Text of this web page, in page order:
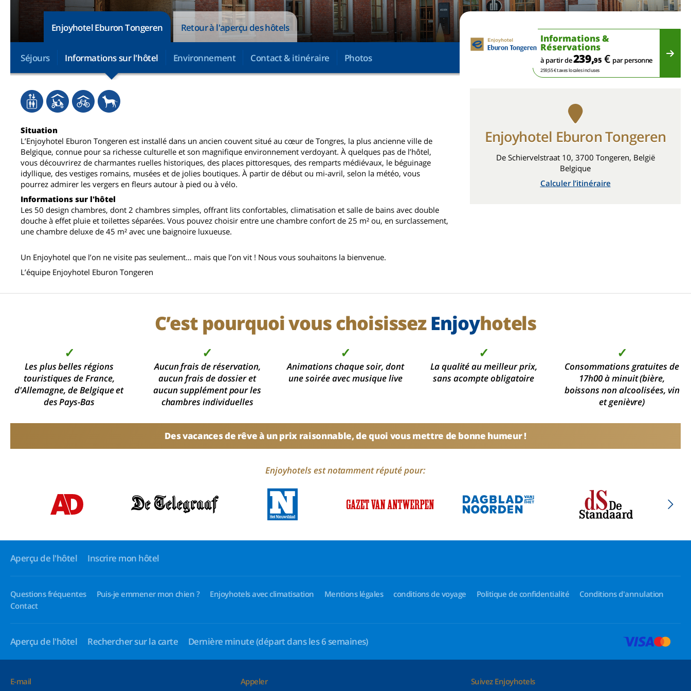
Enjoyhotel Eburon Tongeren Retour à l'aperçu des hôtels
Séjours Informations sur l'hôtel Environnement Contact & itinéraire Photos
Informations &
Réservations
à partir de239,95 € par personne
259,55 € taxes locales incluses
Situation
L’Enjoyhotel Eburon Tongeren est installé dans un ancien couvent situé au cœur de Tongres, la plus ancienne ville de
Belgique, connue pour sa richesse culturelle et son magnifique environnement verdoyant. À quelques pas de l’hôtel,
vous découvrirez de charmantes ruelles historiques, des places pittoresques, des remparts médiévaux, le béguinage
idyllique, des vestiges romains, musées et de jolies boutiques. À partir de début ou mi-avril, selon la météo, vous
pourrez admirer les vergers en fleurs autour à pied ou à vélo.
Informations sur l'hôtel
Les 50 design chambres, dont 2 chambres simples, offrant lits confortables, climatisation et salle de bains avec double
douche à effet pluie et toilettes séparées. Vous pouvez choisir entre une chambre confort de 25 m² ou, en surclassement,
une chambre deluxe de 45 m² avec une baignoire luxueuse.
Un Enjoyhotel que l’on ne visite pas seulement… mais que l’on vit ! Nous vous souhaitons la bienvenue.
L’équipe Enjoyhotel Eburon Tongeren
Enjoyhotel Eburon Tongeren
De Schiervelstraat 10, 3700 Tongeren, België
Belgique
Calculer l’itinéraire
C’est pourquoi vous choisissezEnjoyhotels
✓
Les plus belles régions
touristiques de France,
d'Allemagne, de Belgique et
des Pays-Bas
✓
Aucun frais de réservation,
aucun frais de dossier et
aucun supplément pour les
chambres individuelles
✓
Animations chaque soir, dont
une soirée avec musique live
✓
La qualité au meilleur prix,
sans acompte obligatoire
✓
Consommations gratuites de
17h00 à minuit (bière,
boissons non alcoolisées, vin
et genièvre)
Des vacances de rêve à un prix raisonnable, de quoi vous mettre de bonne humeur !
Enjoyhotels est notamment réputé pour:
Aperçu de l'hôtel Inscrire mon hôtel
Questions fréquentes Puis-je emmener mon chien ? Enjoyhotels avec climatisation Mentions légales conditions de voyage Politique de confidentialité
Conditions d'annulation
Contact
Aperçu de l'hôtel Rechercher sur la carte Dernière minute(départ dans les 6 semaines)
E-mail Appeler Suivez Enjoyhotels